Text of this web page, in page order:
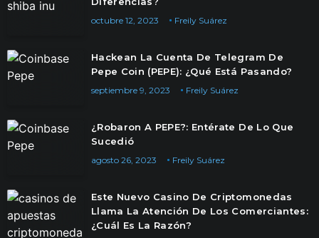
Freily Suárez
octubre 12, 2023
Hackean La Cuenta De Telegram De
Pepe Coin (PEPE): ¿Qué Está Pasando?
Freily Suárez
septiembre 9, 2023
¿Robaron A PEPE?: Entérate De Lo Que
Sucedió
Freily Suárez
agosto 26, 2023
Este Nuevo Casino De Criptomonedas
Llama La Atención De Los Comerciantes:
¿Cuál Es La Razón?